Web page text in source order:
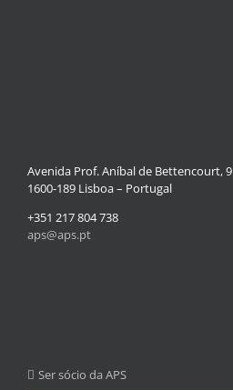
Avenida Prof. Aníbal de Bettencourt, 9
1600-189 Lisboa – Portugal
+351 217 804 738
aps@aps.pt
Ser sócio da APS